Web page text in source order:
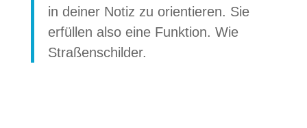
in dei­ner Notiz zu ori­en­tie­ren. Sie
erfül­len also eine Funk­tion. Wie
Straßenschilder.